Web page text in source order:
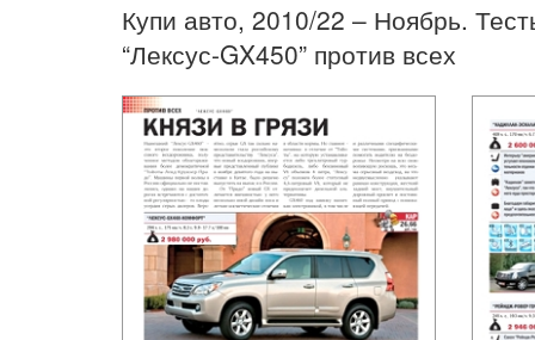
Купи авто, 2010/22 – Ноябрь.
“Лексус-GX450” против всех